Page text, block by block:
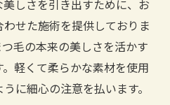
しさを引き出すために、お
せた施術を提供しておりま
毛の本来の美しさを活かす
軽くて柔らかな素材を使用
に細心の注意を払います。